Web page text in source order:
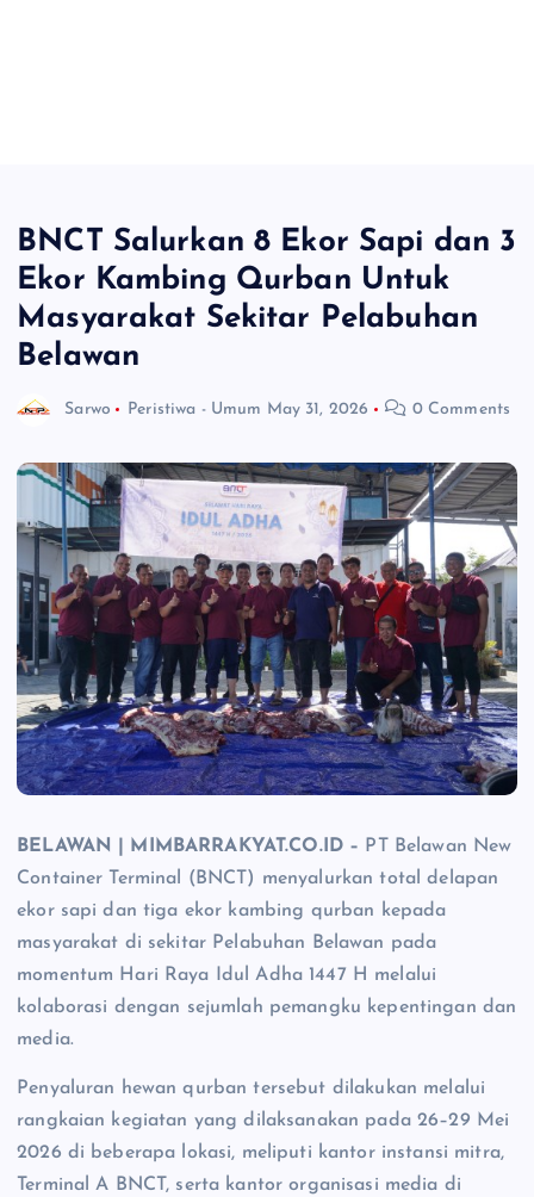
BNCT Salurkan 8 Ekor Sapi dan 3
Ekor Kambing Qurban Untuk
Masyarakat Sekitar Pelabuhan
Belawan
Sarwo Peristiwa - Umum May 31, 2026 0 Comments
BELAWAN | MIMBARRAKYAT.CO.ID – PT Belawan New
Container Terminal (BNCT) menyalurkan total delapan
ekor sapi dan tiga ekor kambing qurban kepada
masyarakat di sekitar Pelabuhan Belawan pada
momentum Hari Raya Idul Adha 1447 H melalui
kolaborasi dengan sejumlah pemangku kepentingan dan
media.
Penyaluran hewan qurban tersebut dilakukan melalui
rangkaian kegiatan yang dilaksanakan pada 26–29 Mei
2026 di beberapa lokasi, meliputi kantor instansi mitra,
Terminal A BNCT, serta kantor organisasi media di